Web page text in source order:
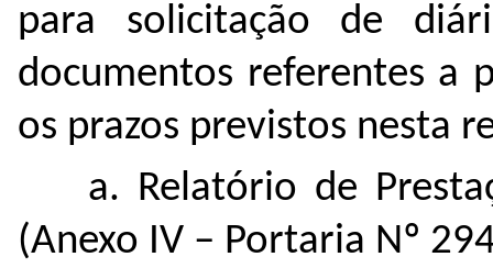
para solicitação de
documentos referentes a
os prazos previstos nesta
a. Relatório de
(Anexo IV – Portaria Nº